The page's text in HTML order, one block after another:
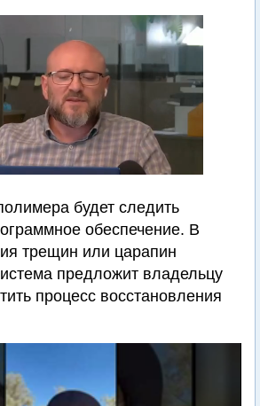
будет следить
обеспечение. В
трещин или царапин
предложит владельцу
процесс восстановления